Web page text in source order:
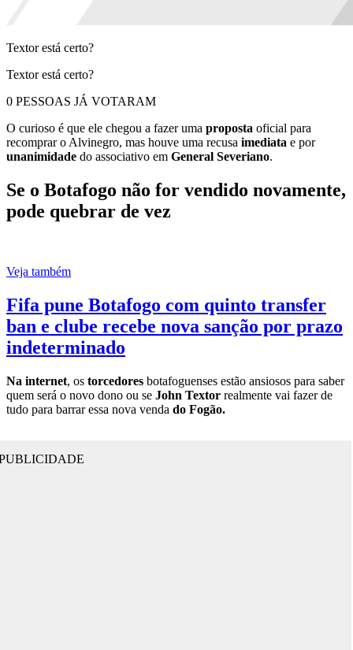
Textor está certo?
Textor está certo?
0 PESSOAS JÁ VOTARAM
O curioso é que ele chegou a fazer uma proposta oficial para
recomprar o Alvinegro, mas houve uma recusa imediata e por
unanimidade do associativo em General Severiano.
Se o Botafogo não for vendido novamente,
pode quebrar de vez
Veja também
Fifa pune Botafogo com quinto transfer
ban e clube recebe nova sanção por prazo
indeterminado
Na internet, os torcedores botafoguenses estão ansiosos para saber
quem será o novo dono ou se John Textor realmente vai fazer de
tudo para barrar essa nova venda do Fogão.